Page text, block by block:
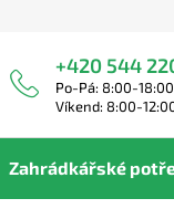
+420 544
Po-Pá: 8:00-18:00
Víkend: 8:00-
Zahrádkářské